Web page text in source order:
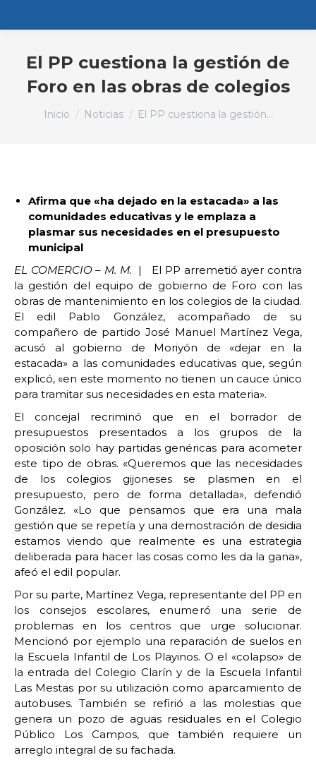
El PP cuestiona la gestión de
Foro en las obras de colegios
Estás aquí:
Inicio Noticias El PP cuestiona la gestión…
Afirma que «ha dejado en la estacada» a las
comunidades educativas y le emplaza a
plasmar sus necesidades en el presupuesto
municipal
EL COMERCIO – M. M. | El PP arremetió ayer contra
la gestión del equipo de gobierno de Foro con las
obras de mantenimiento en los colegios de la ciudad.
El edil Pablo González, acompañado de su
compañero de partido José Manuel Martínez Vega,
acusó al gobierno de Moriyón de «dejar en la
estacada» a las comunidades educativas que, según
explicó, «en este momento no tienen un cauce único
para tramitar sus necesidades en esta materia».
El concejal recriminó que en el borrador de
presupuestos presentados a los grupos de la
oposición solo hay partidas genéricas para acometer
este tipo de obras. «Queremos que las necesidades
de los colegios gijoneses se plasmen en el
presupuesto, pero de forma detallada», defendió
González. «Lo que pensamos que era una mala
gestión que se repetía y una demostración de desidia
estamos viendo que realmente es una estrategia
deliberada para hacer las cosas como les da la gana»,
afeó el edil popular.
Por su parte, Martínez Vega, representante del PP en
los consejos escolares, enumeró una serie de
problemas en los centros que urge solucionar.
Mencionó por ejemplo una reparación de suelos en
la Escuela Infantil de Los Playinos. O el «colapso» de
la entrada del Colegio Clarín y de la Escuela Infantil
Las Mestas por su utilización como aparcamiento de
autobuses. También se refirió a las molestias que
genera un pozo de aguas residuales en el Colegio
Público Los Campos, que también requiere un
arreglo integral de su fachada.